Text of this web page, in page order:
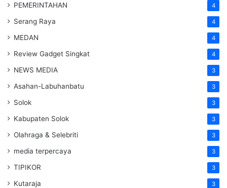
PEMERINTAHAN 4
Serang Raya 4
MEDAN 4
Review Gadget Singkat 4
NEWS MEDIA 3
Asahan-Labuhanbatu 3
Solok 3
Kabupaten Solok 3
Olahraga & Selebriti 3
media terpercaya 3
TIPIKOR 3
Kutaraja 3